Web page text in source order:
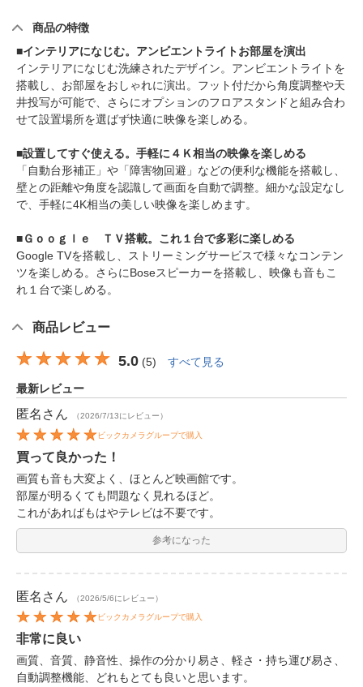
商品の特徴
■インテリアになじむ。アンビエントライトお部屋を演出
インテリアになじむ洗練されたデザイン。アンビエントライトを
搭載し、お部屋をおしゃれに演出。フット付だから角度調整や天
井投写が可能で、さらにオプションのフロアスタンドと組み合わ
せて設置場所を選ばず快適に映像を楽しめる。
■設置してすぐ使える。手軽に４Ｋ相当の映像を楽しめる
「自動台形補正」や「障害物回避」などの便利な機能を搭載し、
壁との距離や角度を認識して画面を自動で調整。細かな設定なし
で、手軽に4K相当の美しい映像を楽しめます。
■Ｇｏｏｇｌｅ ＴＶ搭載。これ１台で多彩に楽しめる
Google TVを搭載し、ストリーミングサービスで様々なコンテン
ツを楽しめる。さらにBoseスピーカーを搭載し、映像も音もこ
れ１台で楽しめる。
商品レビュー
5.0 (5) すべて見る
最新レビュー
匿名 さん （2026/7/13にレビュー）
ビックカメラグループで購入
買って良かった！
画質も音も大変よく、ほとんど映画館です。
部屋が明るくても問題なく見れるほど。
これがあればもはやテレビは不要です。
参考になった
匿名 さん （2026/5/6にレビュー）
ビックカメラグループで購入
非常に良い
画質、音質、静音性、操作の分かり易さ、軽さ・持ち運び易さ、
自動調整機能、どれもとても良いと思います。